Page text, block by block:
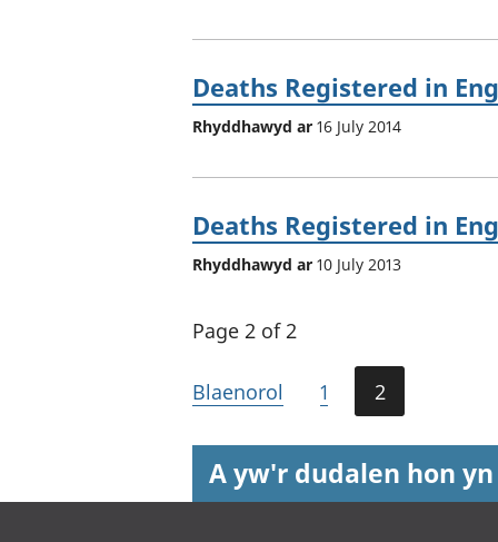
Deaths Registered in
Rhyddhawyd ar 16 July 2014
Deaths Registered in
Rhyddhawyd ar 10 July 2013
Page 2 of 2
Blaenorol 1 2
A yw'r dudalen hon